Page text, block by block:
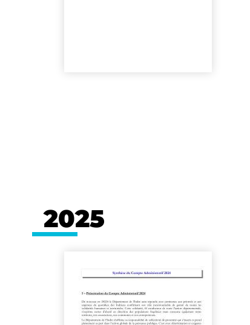
2025